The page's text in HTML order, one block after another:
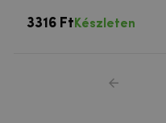
3316 Ft Készleten